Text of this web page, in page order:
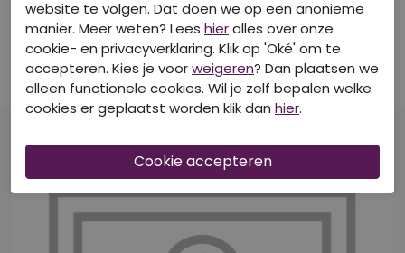
CITYLIFE
Z10578/Giselle zwart
T-shirts korte mouw
€ 14,99
CITYLIFE
Z10704/214257 ROOD
Tops korte mouw
€ 19,99
website te volgen. Dat doen we op een anonieme
manier. Meer weten? Lees hieralles over onze
cookie- en privacyverklaring. Klik op 'Oké' om te
accepteren. Kies je voorweigeren? Dan plaatsen we
alleen functionele cookies. Wil je zelf bepalen welke
cookies er geplaatst worden klik dan hier.